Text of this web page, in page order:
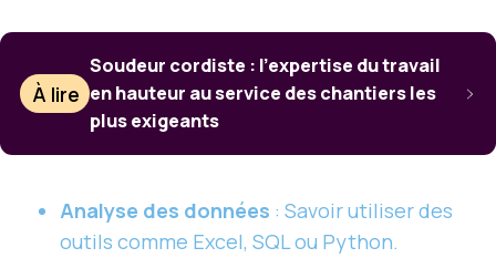
À lire
Soudeur cordiste : l’expertise du travail
en hauteur au service des chantiers les
plus exigeants
Analyse des données : Savoir utiliser des
outils comme Excel, SQL ou Python.